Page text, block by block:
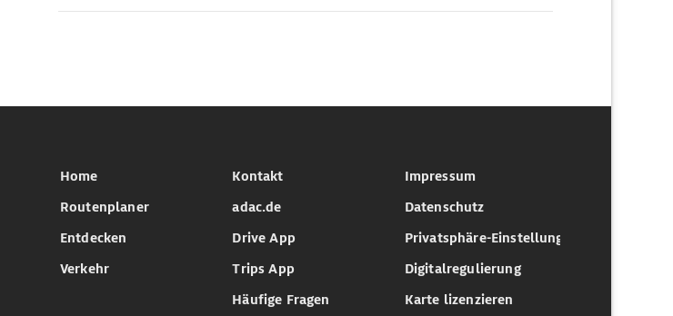
Home
Routenplaner
Entdecken
Verkehr
Kontakt
adac.de
Drive App
Trips App
Häufige Fragen
Impressum
Datenschutz
Privatsphäre-Einstellungen
Digitalregulierung
Karte lizenzieren